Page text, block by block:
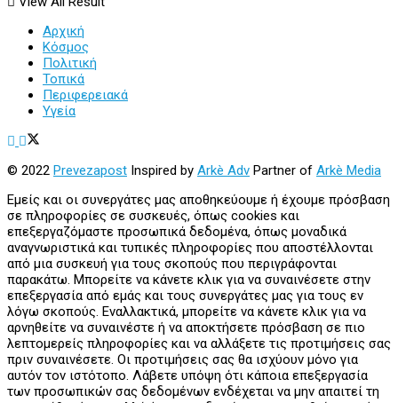
Αρχική
Κόσμος
Πολιτική
Τοπικά
Περιφερειακά
Υγεία
© 2022 Prevezapost Inspired by Arkè Adv Partner of Arkè Media
Εμείς και οι συνεργάτες μας αποθηκεύουμε ή έχουμε πρόσβαση
σε πληροφορίες σε συσκευές, όπως cookies και
επεξεργαζόμαστε προσωπικά δεδομένα, όπως μοναδικά
αναγνωριστικά και τυπικές πληροφορίες που αποστέλλονται
από μια συσκευή για τους σκοπούς που περιγράφονται
παρακάτω. Μπορείτε να κάνετε κλικ για να συναινέσετε στην
επεξεργασία από εμάς και τους συνεργάτες μας για τους εν
λόγω σκοπούς. Εναλλακτικά, μπορείτε να κάνετε κλικ για να
αρνηθείτε να συναινέστε ή να αποκτήσετε πρόσβαση σε πιο
λεπτομερείς πληροφορίες και να αλλάξετε τις προτιμήσεις σας
πριν συναινέσετε. Οι προτιμήσεις σας θα ισχύουν μόνο για
αυτόν τον ιστότοπο. Λάβετε υπόψη ότι κάποια επεξεργασία
των προσωπικών σας δεδομένων ενδέχεται να μην απαιτεί τη